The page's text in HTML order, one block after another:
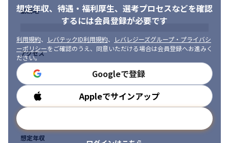
環境：Java(Spring)、C#、AWS、Postgres、GitLab
工程：基本設計、詳細設計、製造、テスト
環境：C#、JavaScript、Vue.js、MySQL（出社＋リモート）
工程：基本設計、詳細設計、製造、テスト
≪会社説明動画≫
面談をご希望いただけた方に会社説明動画のURLをお送りしま
す。
会社概要だけでなく、どんな案件があるのか、スモールSIとはど
んな開発なのか詳細にお話しします！
もちろん動画だけではわからない部分もたくさんあるかと思いま
すので、気になる点は面接内でなんでもご質問くださいね。
想定年収、待遇・福利厚生、 選考プロセスなどを確認
するには会員登録が必要です
利用規約、 レバテックID利用規約、
レバレジーズグループ・プライバシ
ーポリシーをご確認のうえ、同意いただける場合は会員登録へお進みく
ださい。
Googleで登録
Appleでサインアップ
勤務地
アクセス
勤務時間
想定年収